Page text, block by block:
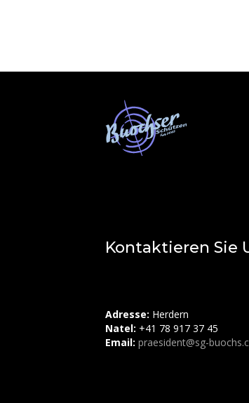
Kontaktieren Sie
Adresse: Herdern
Natel: +41 78 917 37 45
Email: praesident@sg-